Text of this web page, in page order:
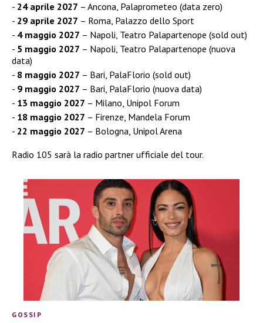
24 aprile 2027 – Ancona, Palaprometeo (data zero)
29 aprile 2027 – Roma, Palazzo dello Sport
4 maggio 2027 – Napoli, Teatro Palapartenope (sold out)
5 maggio 2027 – Napoli, Teatro Palapartenope (nuova
data)
8 maggio 2027 – Bari, PalaFlorio (sold out)
9 maggio 2027 – Bari, PalaFlorio (nuova data)
13 maggio 2027 – Milano, Unipol Forum
18 maggio 2027 – Firenze, Mandela Forum
22 maggio 2027 – Bologna, Unipol Arena
Radio 105 sarà la radio partner ufficiale del tour.
GOSSIP